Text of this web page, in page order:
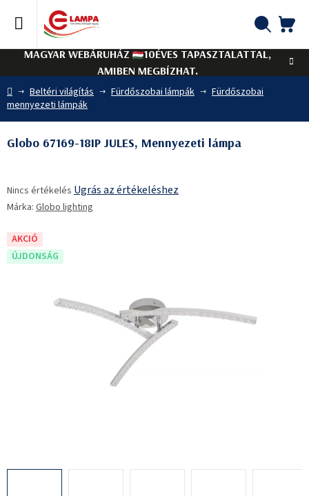
tartalomhoz
MAGYAR WEBÁRUHÁZ
10ÉVES TAPASZTALATTAL,
AMIBEN MEGBÍZHAT.
Kezdőlap
Beltéri világítás Fürdőszobai lámpák
Fürdőszobai
mennyezeti lámpák
Globo 67169-18IP JULES, Mennyezeti lámpa
termék
átlagos
5-
ből
Nincs értékelés Ugrás az értékeléshez
Márka: Globo lighting
AKCIÓ
ÚJDONSÁG